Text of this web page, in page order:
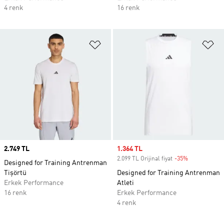
4 renk
16 renk
Favori Listesine Ekle
Price
2.749 TL
Designed for Training Antrenman
Tişörtü
Erkek Performance
16 renk
Sale price
1.364 TL
2.099 TL Orijinal fiyat -35%
Designed for Training Antrenman
Atleti
Erkek Performance
4 renk